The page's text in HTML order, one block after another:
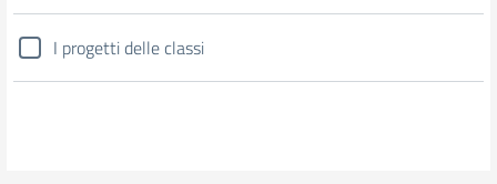
I progetti delle classi